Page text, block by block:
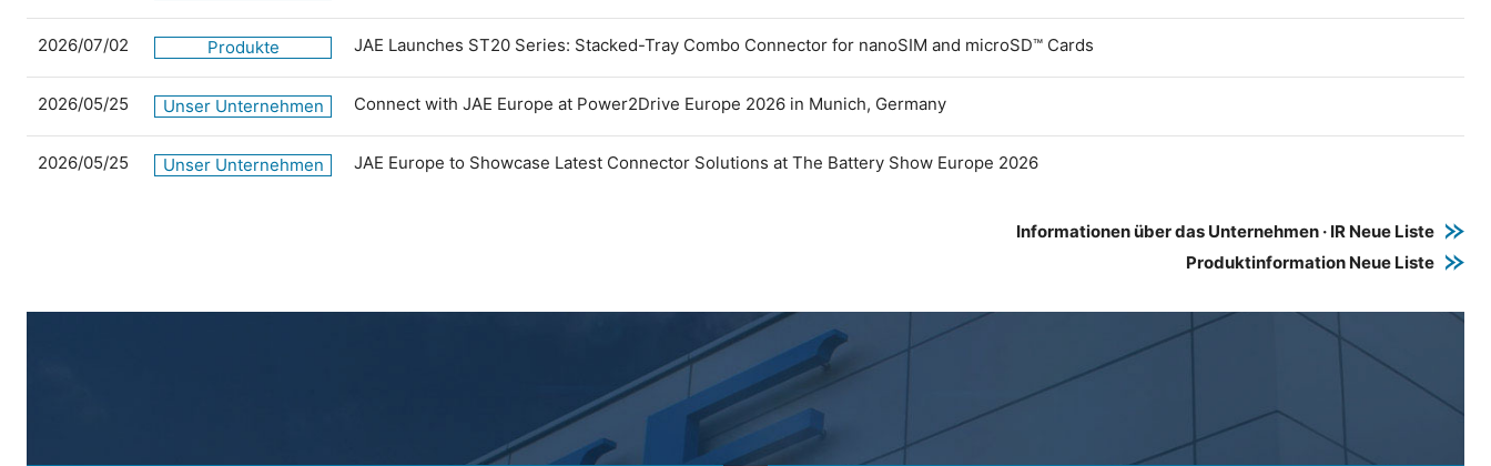
2026/07/02 Produkte JAE Launches ST20 Series: Stacked-Tray Combo Connector for nanoSIM and microSD™ Cards
2026/05/25 Unser Unternehmen Connect with JAE Europe at Power2Drive Europe 2026 in Munich, Germany
2026/05/25 Unser Unternehmen JAE Europe to Showcase Latest Connector Solutions at The Battery Show Europe 2026
Informationen über das Unternehmen · IR Neue Liste
Produktinformation Neue Liste